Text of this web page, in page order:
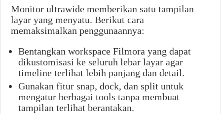
Monitor ultrawide memberikan satu tampilan
layar yang menyatu. Berikut cara
memaksimalkan penggunaannya:
Bentangkan workspace Filmora yang dapat
dikustomisasi ke seluruh lebar layar agar
timeline terlihat lebih panjang dan detail.
Gunakan fitur snap, dock, dan split untuk
mengatur berbagai tools tanpa membuat
tampilan terlihat berantakan.